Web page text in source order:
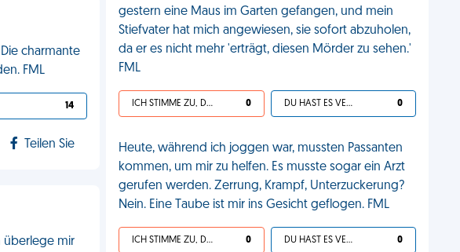
charmante
FML
14
Teilen Sie
überlege mir
gestern eine Maus im Garten gefangen, und mein
Stiefvater hat mich angewiesen, sie sofort abzuholen,
da er es nicht mehr 'erträgt, diesen Mörder zu sehen.'
FML
ICH STIMME ZU, DEIN LEBEN IST SCHEISSE 0 DU HAST ES VERDIENT 0
Heute, während ich joggen war, mussten Passanten
kommen, um mir zu helfen. Es musste sogar ein Arzt
gerufen werden. Zerrung, Krampf, Unterzuckerung?
Nein. Eine Taube ist mir ins Gesicht geflogen. FML
ICH STIMME ZU, DEIN LEBEN IST SCHEISSE 0 DU HAST ES VERDIENT 0